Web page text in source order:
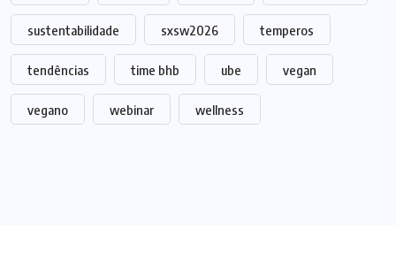
sustentabilidade sxsw2026 temperos
tendências time bhb ube vegan
vegano webinar wellness